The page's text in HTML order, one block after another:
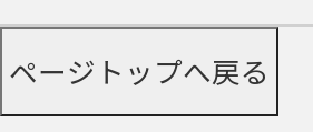
ページトップへ戻る